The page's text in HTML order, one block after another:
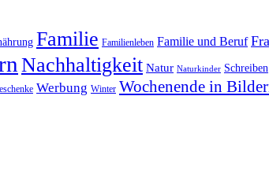
Familie Familienleben Familie und Beruf
Nachhaltigkeit Natur Naturkinder Schreiben
Werbung Winter Wochenende in